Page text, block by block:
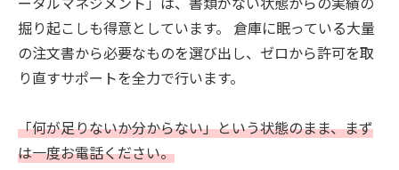
掘り起こしも得意としています。 倉庫に眠っている大量
の注文書から必要なものを選び出し、ゼロから許可を取
り直すサポートを全力で行います。
「何が足りないか分からない」という状態のまま、まず
は一度お電話ください。